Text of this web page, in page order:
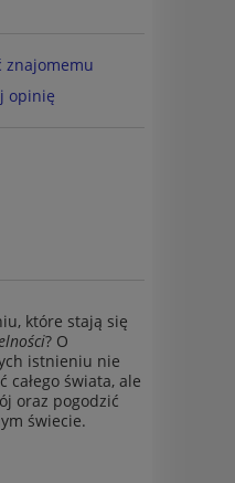
znajomemu
opinię
które stają się
? O
istnieniu nie
świata, ale
oraz pogodzić
świecie.